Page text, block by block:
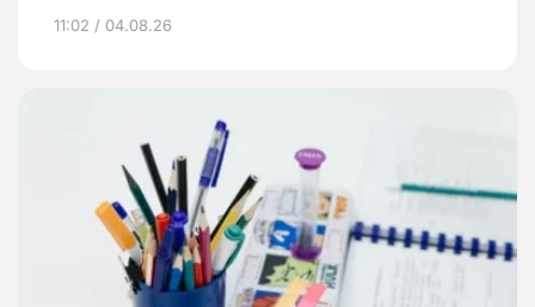
11:02 / 04.08.26